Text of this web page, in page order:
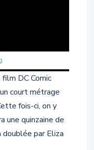
DC Comic
court métrage
fois-ci, on y
une quinzaine de
par Eliza